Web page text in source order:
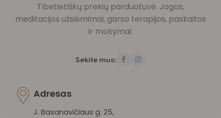
Tibetietiškų prekių parduotuvė. Jogos,
meditacijos užsiėmimai, garso terapijos, paskaitos
ir mokymai.
Sekite mus:
Adresas
J. Basanavičiaus g. 25,